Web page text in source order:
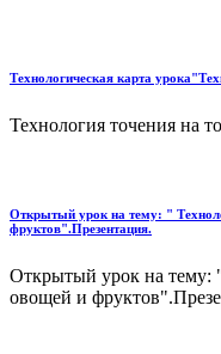
Технологическая карта
Технология точения на
Открытый урок на тему: "
фруктов".Презентация.
Открытый урок на тему:
овощей и